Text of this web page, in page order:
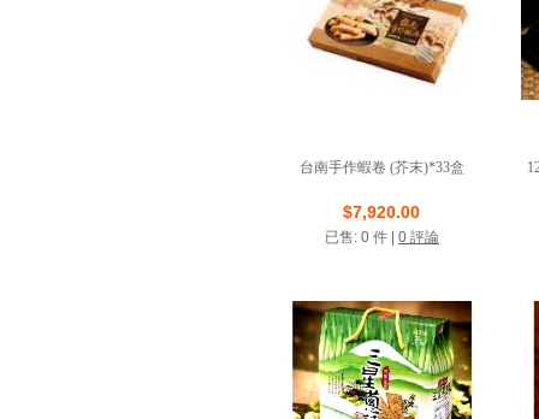
台南手作蝦卷 (芥末)*33盒
店鋪名稱: 糖坊食品
VIP商店
$7,920.00
已售: 0 件 | 0 評論